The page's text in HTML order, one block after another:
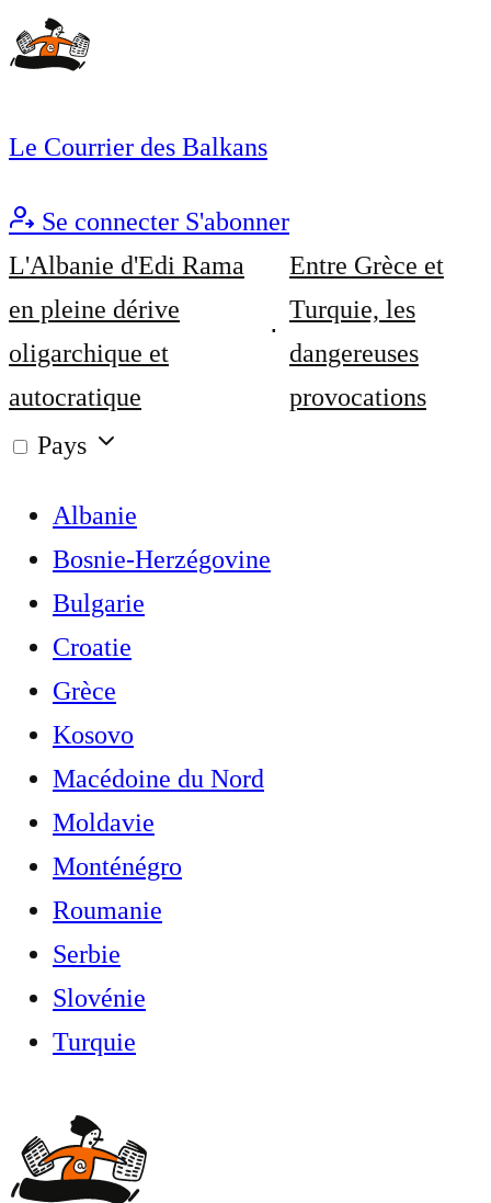
Le Courrier des Balkans
Se connecter S'abonner
L'Albanie d'Edi Rama
en pleine dérive
oligarchique et
autocratique
Entre Grèce et
Turquie, les
dangereuses
provocations
Pays
Albanie
Bosnie-Herzégovine
Bulgarie
Croatie
Grèce
Kosovo
Macédoine du Nord
Moldavie
Monténégro
Roumanie
Serbie
Slovénie
Turquie